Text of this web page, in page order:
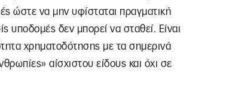
ώστε να μην υφίσταται πραγματική
δεν μπορεί να σταθεί. Είναι
χρηματοδότησης με τα σημερινά
αίσχιστου είδους και όχι σε